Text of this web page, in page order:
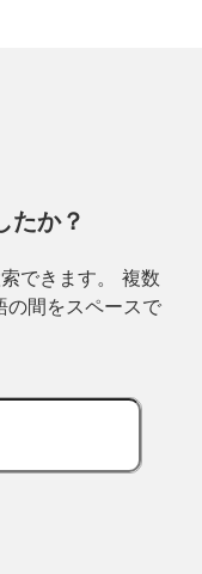
たか？
できます。 複数
の間をスペースで